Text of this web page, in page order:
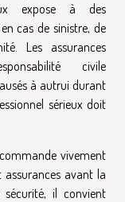
expose à des
cas de sinistre, de
Les assurances
civile
à autrui durant
sérieux doit
vivement
avant la
il convient